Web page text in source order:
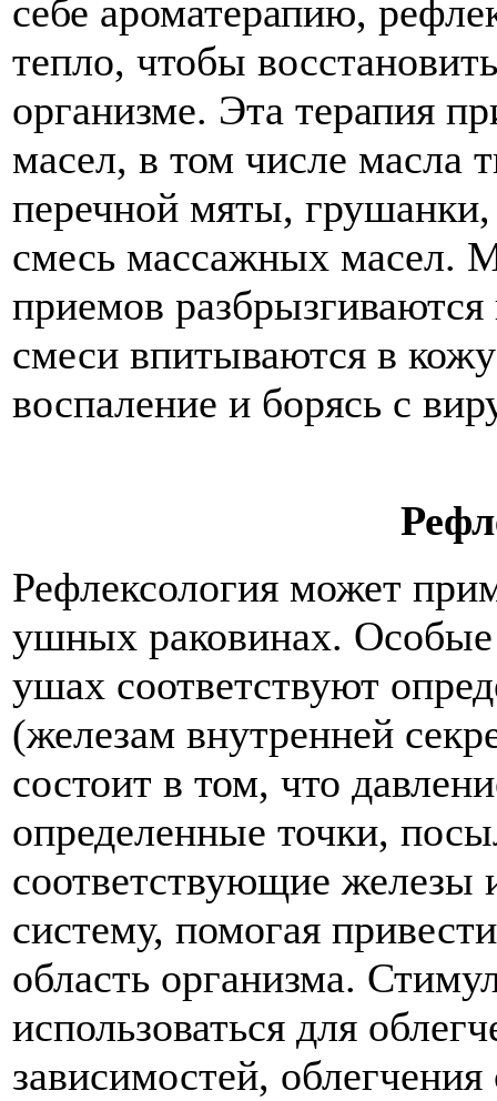
себе ароматерапию,
тепло, чтобы
организме. Эта терапия
масел, в том числе масла
перечной мяты,
смесь массажных масел.
приемов
смеси впитываются в
воспаление и борясь с
Рефлексология может
ушных раковинах. Особые
ушах соответствуют
(железам внутренней
состоит в том, что
определенные точки,
соответствующие железы
систему, помогая
область организма.
использоваться для
зависимостей,